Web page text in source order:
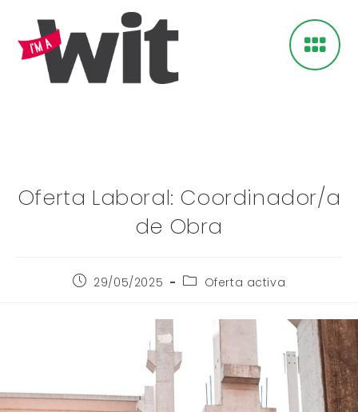
Oferta Laboral: Coordinador/a
de Obra
29/05/2025 Oferta activa